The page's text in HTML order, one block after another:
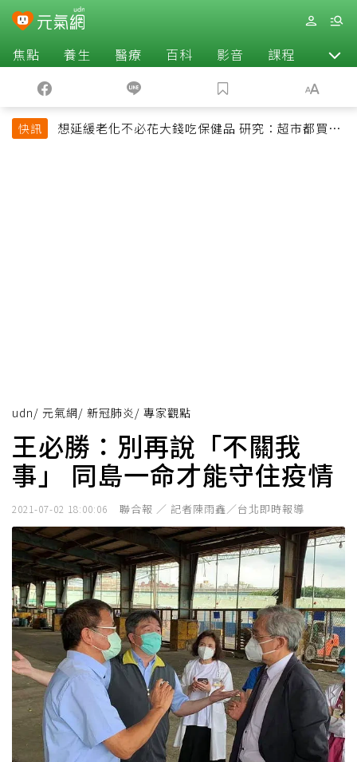
焦點 養生 醫療 百科 影音 課程 退休
快訊
想延緩老化不必花大錢吃保健品 研究：超市都買得
udn/ 元氣網/ 新冠肺炎 / 專家觀點
王必勝：別再說「不關我
事」 同島一命才能守住疫情
2021-07-02 18:00:06 聯合報 ／ 記者陳雨鑫／台北即時報導